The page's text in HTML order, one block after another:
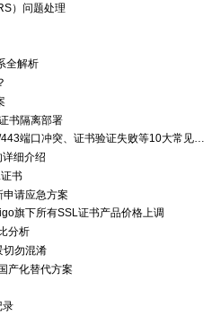
）问题处理
全解析
书隔离部署
Certbot部署SSL证书避坑指南：80/443端口冲突、证书验证失败等10大常见问题解决方案
详细介绍
书
请应急方案
旗下所有SSL证书产品价格上调
分析
切勿混淆
产化替代方案
录